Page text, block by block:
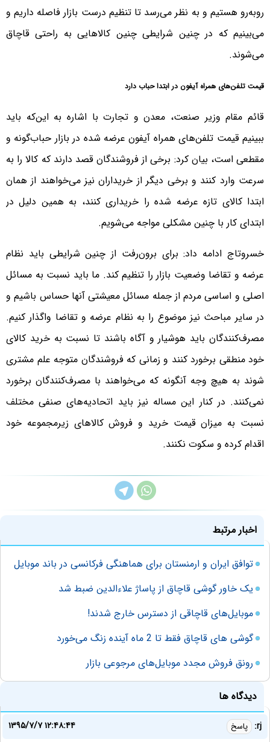
روبه‌رو هستیم و به نظر می‌رسد تا تنظیم درست بازار فاصله داریم و
می‌بینیم که در چنین شرایطی چنین کالاهایی به راحتی قاچاق
می‌شوند.
قیمت تلفن‌های همراه آیفون‌ در ابتدا حباب‌ دارد
قائم مقام وزیر صنعت، معدن و تجارت با اشاره به این‌که باید
ببینیم قیمت‌ تلفن‌های همراه آیفون عرضه شده در بازار حباب‌گونه و
مقطعی است، بیان کرد: برخی از فروشندگان قصد دارند که کالا را به
سرعت وارد کنند و برخی دیگر از خریداران نیز می‌خواهند از همان
ابتدا کالای تازه عرضه شده را خریداری کنند، به همین دلیل در
ابتدای کار با چنین مشکلی مواجه می‌شویم.
خسروتاج ادامه داد: برای برون‌رفت از چنین شرایطی باید نظام
عرضه و تقاضا وضعیت بازار را تنظیم کند. ما باید نسبت به مسائل
اصلی و اساسی مردم از جمله مسائل معیشتی آنها حساس باشیم و
در سایر مباحث نیز موضوع را به نظام عرضه و تقاضا واگذار کنیم.
مصرف‌کنندگان باید هوشیار و آگاه باشند تا نسبت به خرید کالای
خود منطقی برخورد کنند و زمانی که فروشندگان متوجه علم مشتری
شوند به هیچ وجه آنگونه که می‌خواهند با مصرف‌کنندگان برخورد
نمی‌کنند. در کنار این مساله نیز باید اتحادیه‌های صنفی مختلف
نسبت به میزان قیمت خرید و فروش کالاهای زیرمجموعه خود
اقدام کرده و سکوت نکنند.
اخبار مرتبط
توافق ایران و ارمنستان برای هماهنگی فرکانسی در باند موبایل
یک خاور گوشی قاچاق از پاساژ علاء‌الدین ضبط شد
موبایل‌های قاچاقی از دسترس خارج شدند!‌
گوشی های قاچاق فقط تا 2 ماه آینده زنگ می‌خورد
رونق فروش مجدد موبایل‌های مرجوعی بازار
دیدگاه ها
rj: پاسخ ۱۳۹۵/۷/۷ ۱۲:۴۸:۴۴